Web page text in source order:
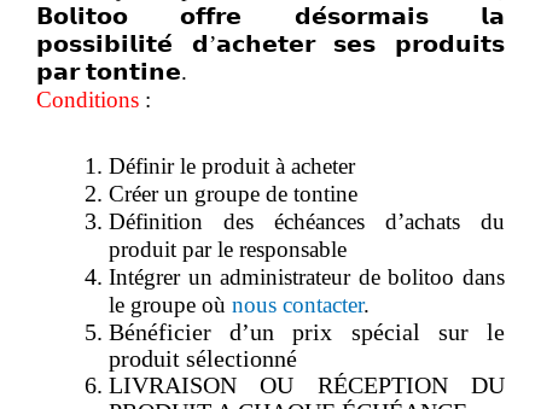
𝗕𝗼𝗹𝗶𝘁𝗼𝗼 𝗼𝗳𝗳𝗿𝗲 𝗱𝗲́𝘀𝗼𝗿𝗺𝗮𝗶𝘀 𝗹𝗮
𝗽𝗼𝘀𝘀𝗶𝗯𝗶𝗹𝗶𝘁𝗲́ 𝗱’𝗮𝗰𝗵𝗲𝘁𝗲𝗿 𝘀𝗲𝘀 𝗽𝗿𝗼𝗱𝘂𝗶𝘁𝘀
𝗽𝗮𝗿 𝘁𝗼𝗻𝘁𝗶𝗻𝗲.
Conditions :
Définir le produit à acheter
Créer un groupe de tontine
Définition des échéances d’achats du
produit par le responsable
Intégrer un administrateur de bolitoo dans
le groupe où nous contacter.
Bénéficier d’un prix spécial sur le
produit sélectionné
LIVRAISON OU RÉCEPTION DU